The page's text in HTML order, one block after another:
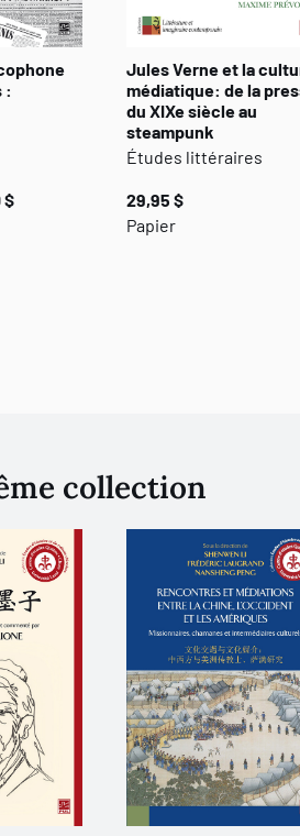
:
$
Jules Verne et la
médiatique: de la
du XIXe siècle au
steampunk
Études littéraires
29,95 $
Papier
collection